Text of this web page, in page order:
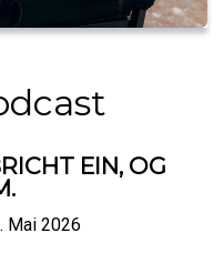
EIN, OG
Mai 2026